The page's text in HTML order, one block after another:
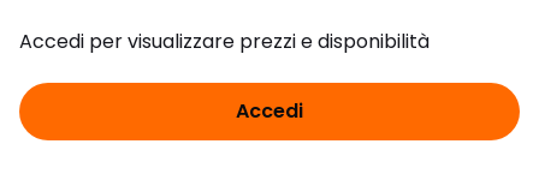
Accedi per visualizzare prezzi e disponibilità
Accedi